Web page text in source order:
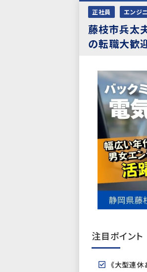
正社員 エンジ
藤枝市兵太
の転職大歓
注目ポイント
《大型連